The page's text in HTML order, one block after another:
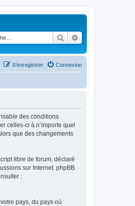
Rechercher
Connexion
S’enregistrer
des conditions
celles-ci à n’importe quel
que des changements
libre de forum, déclaré
sur Internet. phpBB
:
pays, du pays où